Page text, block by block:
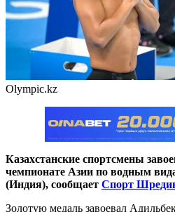
Olympic.kz
Казахстанские спортсмены
чемпионате Азии по водным
(Индия), сообщает Спорт
Золотую медаль завоевал